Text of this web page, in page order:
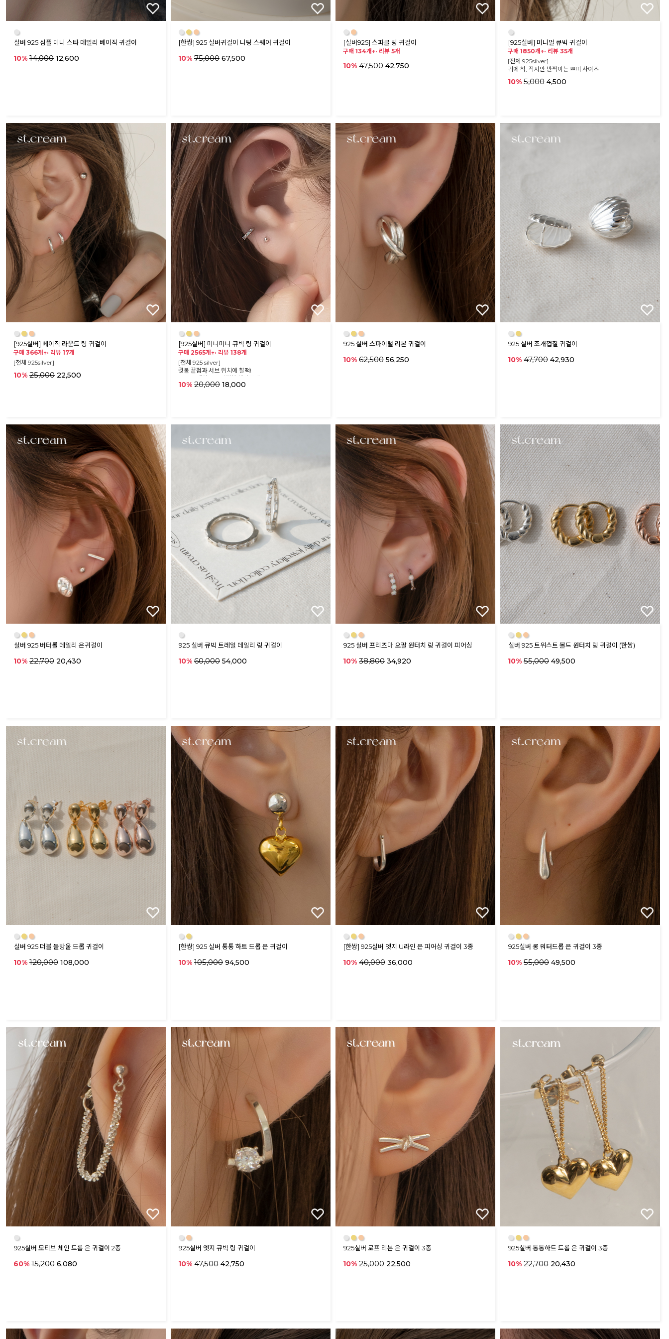
●
실버 925 심플 미니 스타 데일리 베이직 귀걸이
10% 14,000 12,600
● ● ●
[한쌍] 925 실버귀걸이 니팅 스퀘어 귀걸이
10% 75,000 67,500
● ●
[실버925] 스파클 링 귀걸이
구매 134개↑· 리뷰 5개
10% 47,500 42,750
●
[925실버] 미니멀 큐빅 귀걸이
구매 1850개↑· 리뷰 35개
[전체 925silver]
귀에 착, 작지만 반짝이는 쁘띠 사이즈
10% 5,000 4,500
● ● ●
[925실버] 베이직 라운드 링 귀걸이
구매 366개↑· 리뷰 17개
[전체 925silver]
10% 25,000 22,500
● ● ●
[925실버] 미니미니 큐빅 링 귀걸이
구매 2565개↑· 리뷰 138개
[전체 925 silver]
귓불 끝점과 서브 위치에 찰떡!
4mm 내경으로 깜찍한 사이즈예요
10% 20,000 18,000
● ● ●
925 실버 스파이럴 리본 귀걸이
10% 62,500 56,250
● ●
925 실버 조개껍질 귀걸이
10% 47,700 42,930
● ● ●
실버 925 버터롤 데일리 은귀걸이
10% 22,700 20,430
●
925 실버 큐빅 트레일 데일리 링 귀걸이
10% 60,000 54,000
● ● ●
925 실버 프리즈마 오팔 원터치 링 귀걸이 피어싱
10% 38,800 34,920
● ● ●
실버 925 트위스트 볼드 원터치 링 귀걸이 (한쌍)
10% 55,000 49,500
● ● ●
실버 925 더블 물방울 드롭 귀걸이
10% 120,000 108,000
● ●
[한쌍] 925 실버 통통 하트 드롭 은 귀걸이
10% 105,000 94,500
● ● ●
[한쌍] 925실버 엣지 U라인 은 피어싱 귀걸이 3종
10% 40,000 36,000
● ● ●
925실버 롱 워터드롭 은 귀걸이 3종
10% 55,000 49,500
●
925실버 모티브 체인 드롭 은 귀걸이 2종
60% 15,200 6,080
● ●
925실버 엣지 큐빅 링 귀걸이
10% 47,500 42,750
● ● ●
925실버 로프 리본 은 귀걸이 3종
10% 25,000 22,500
● ● ●
925실버 통통하트 드롭 은 귀걸이 3종
10% 22,700 20,430